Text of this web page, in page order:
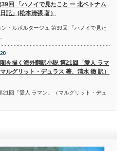
39回 「ハノイで見たこと ー 北ベトナム
記」(松本清張 著）
・ルポルタージュ 第39回 「ハノイで見た
を描く海外翻訳小説 第21回「愛人 ラマ
ルグリット・デュラス 著、清水 徹 訳）
21回「愛人 ラマン」（マルグリット・デュ